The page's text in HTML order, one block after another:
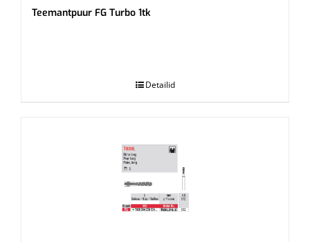
Teemantpuur FG Turbo 1tk
Detailid